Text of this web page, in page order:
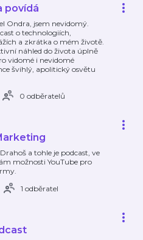
povídá
Ondra, jsem nevidomý.
o technologiích,
a zkrátka o mém životě.
náhled do života úplně
vidomé i nevidomé
švihlý, apolitický osvětu
0 odběratelů
a tohle je podcast, ve
možnosti YouTube pro
1 odběratel